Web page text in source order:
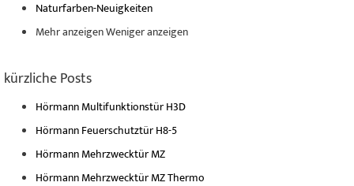
Naturfarben-Neuigkeiten
Mehr anzeigenWeniger anzeigen
kürzliche Posts
Hörmann Multifunktionstür H3D
Hörmann Feuerschutztür H8-5
Hörmann Mehrzwecktür MZ
Hörmann Mehrzwecktür MZ Thermo